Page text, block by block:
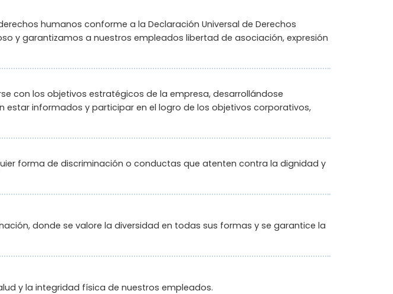
humanos conforme a la Declaración Universal de Derechos
y garantizamos a nuestros empleados libertad de asociación, expresión
con los objetivos estratégicos de la empresa, desarrollándose
informados y participar en el logro de los objetivos corporativos,
forma de discriminación o conductas que atenten contra la dignidad y
donde se valore la diversidad en todas sus formas y se garantice la
y la integridad física de nuestros empleados.